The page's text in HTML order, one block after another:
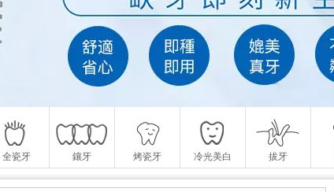
全瓷牙 鑲牙 烤瓷牙 冷光美白 拔牙